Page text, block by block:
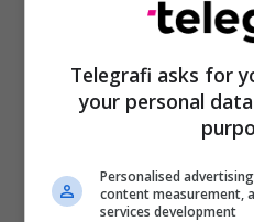
Telegrafi asks for
your personal
Personalised
content measurement,
services development